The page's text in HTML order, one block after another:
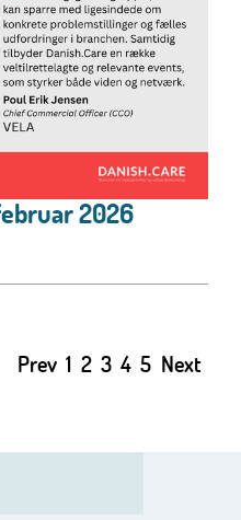
2026
Prev 1 2 3 4 5 Next